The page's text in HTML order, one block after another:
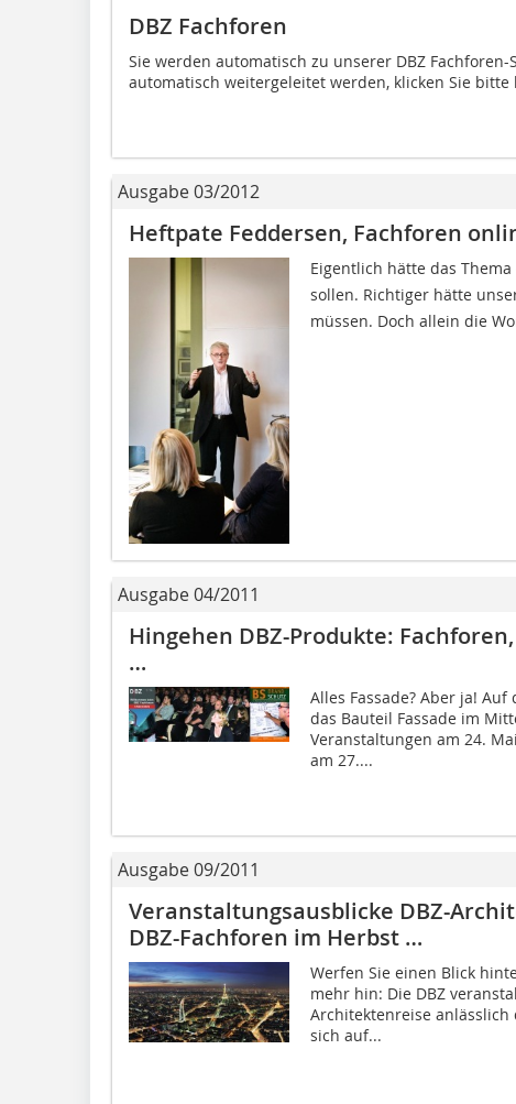
DBZ Fachforen
Sie werden automatisch zu unserer DBZ
automatisch weitergeleitet werden, klicken Sie bitte
Ausgabe 03/2012
Heftpate Feddersen, Fachforen
Eigentlich hätte das Thema
sollen. Richtiger hätte
müssen. Doch allein die
Ausgabe 04/2011
Hingehen DBZ-Produkte:
…
Alles Fassade? Aber ja!
das Bauteil Fassade im
Veranstaltungen am 24.
am 27....
Ausgabe 09/2011
Veranstaltungsausblicke DBZ-
DBZ-Fachforen im Herbst …
Werfen Sie einen Blick
mehr hin: Die DBZ
Architektenreise anlässlich
sich auf...